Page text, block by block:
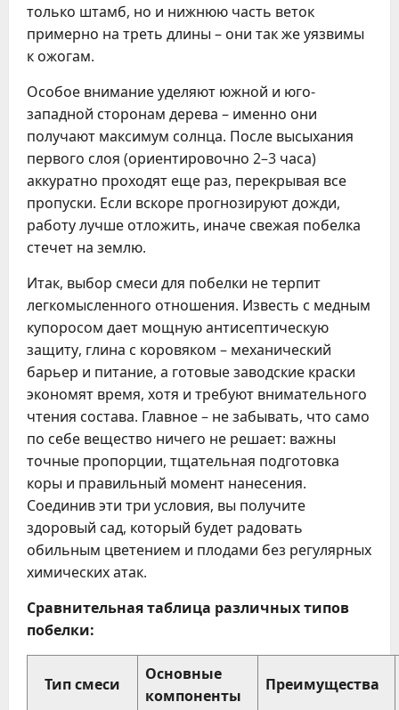
только штамб, но и нижнюю часть веток
примерно на треть длины – они так же уязвимы
к ожогам.
Особое внимание уделяют южной и юго-
западной сторонам дерева – именно они
получают максимум солнца. После высыхания
первого слоя (ориентировочно 2–3 часа)
аккуратно проходят еще раз, перекрывая все
пропуски. Если вскоре прогнозируют дожди,
работу лучше отложить, иначе свежая побелка
стечет на землю.
Итак, выбор смеси для побелки не терпит
легкомысленного отношения. Известь с медным
купоросом дает мощную антисептическую
защиту, глина с коровяком – механический
барьер и питание, а готовые заводские краски
экономят время, хотя и требуют внимательного
чтения состава. Главное – не забывать, что само
по себе вещество ничего не решает: важны
точные пропорции, тщательная подготовка
коры и правильный момент нанесения.
Соединив эти три условия, вы получите
здоровый сад, который будет радовать
обильным цветением и плодами без регулярных
химических атак.
Сравнительная таблица различных типов
побелки:
Тип смеси
Основные
компоненты
Преимущества